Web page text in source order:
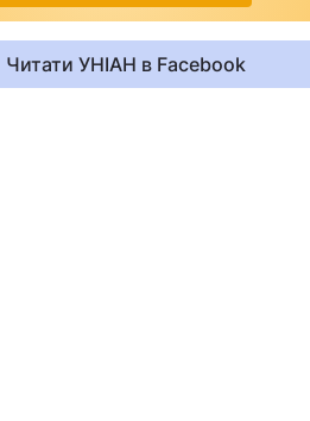
Читати УНІАН в Facebook